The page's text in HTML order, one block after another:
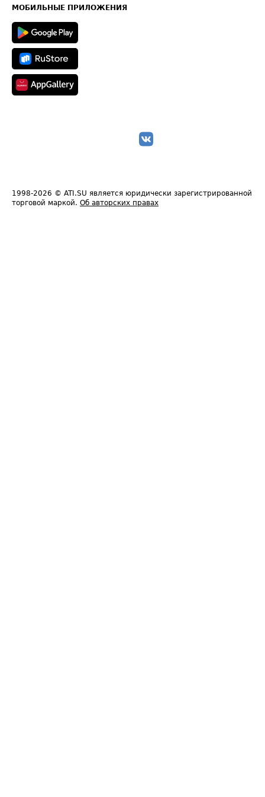
Техническая информация
МОБИЛЬНЫЕ ПРИЛОЖЕНИЯ
1998-2026 © ATI.SU является юридически зарегистрированной
торговой маркой. Об авторских правах